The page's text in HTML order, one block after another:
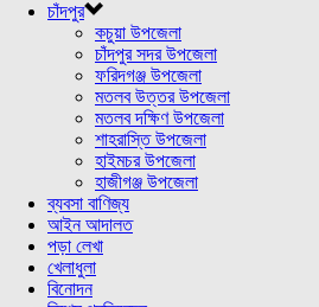
চাঁদপুর
কচুয়া উপজেলা
চাঁদপুর সদর উপজেলা
ফরিদগঞ্জ উপজেলা
মতলব উত্তর উপজেলা
মতলব দক্ষিণ উপজেলা
শাহরাস্তি উপজেলা
হাইমচর উপজেলা
হাজীগঞ্জ উপজেলা
ব্যবসা বাণিজ্য
আইন আদালত
পড়া লেখা
খেলাধুলা
বিনোদন